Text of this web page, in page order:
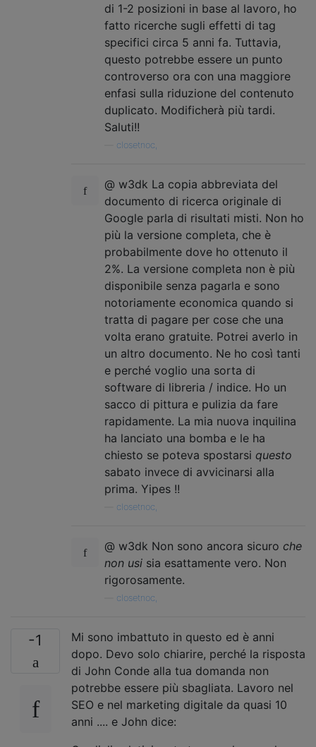
di 1-2 posizioni in base al lavoro, ho
fatto ricerche sugli effetti di tag
specifici circa 5 anni fa. Tuttavia,
questo potrebbe essere un punto
controverso ora con una maggiore
enfasi sulla riduzione del contenuto
duplicato. Modificherà più tardi.
Saluti!!
closetnoc,
@ w3dk La copia abbreviata del
documento di ricerca originale di
Google parla di risultati misti. Non ho
più la versione completa, che è
probabilmente dove ho ottenuto il
2%. La versione completa non è più
disponibile senza pagarla e sono
notoriamente economica quando si
tratta di pagare per cose che una
volta erano gratuite. Potrei averlo in
un altro documento. Ne ho così tanti
e perché voglio una sorta di
software di libreria / indice. Ho un
sacco di pittura e pulizia da fare
rapidamente. La mia nuova inquilina
ha lanciato una bomba e le ha
chiesto se poteva spostarsi questo
sabato invece di avvicinarsi alla
prima. Yipes !!
closetnoc,
@ w3dk Non sono ancora sicuro che
non usi sia esattamente vero. Non
rigorosamente.
closetnoc,
-1
Mi sono imbattuto in questo ed è anni
dopo. Devo solo chiarire, perché la risposta
di John Conde alla tua domanda non
potrebbe essere più sbagliata. Lavoro nel
SEO e nel marketing digitale da quasi 10
anni .... e John dice: